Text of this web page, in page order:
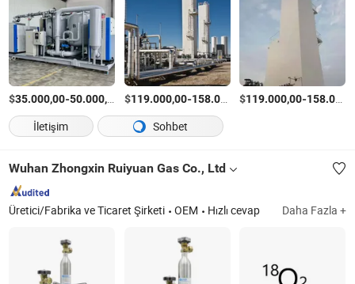
$35.000,00-50.000,00 /Ayarla
$119.000,00-158.000,00 /Ayarla
$119.000,00-158.000,00
İletişim Sohbet
Wuhan Zhongxin Ruiyuan Gas Co., Ltd
Üretici/Fabrika ve Ticaret Şirketi OEM Hızlı cevap Daha Fazla +